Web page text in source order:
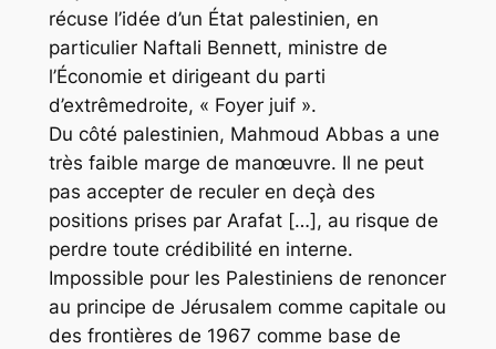
récuse l’idée d’un État palestinien, en
particulier Naftali Bennett, ministre de
l’Économie et dirigeant du parti
d’extrêmedroite, « Foyer juif ».
Du côté palestinien, Mahmoud Abbas a une
très faible marge de manœuvre. Il ne peut
pas accepter de reculer en deçà des
positions prises par Arafat […], au risque de
perdre toute crédibilité en interne.
Impossible pour les Palestiniens de renoncer
au principe de Jérusalem comme capitale ou
des frontières de 1967 comme base de